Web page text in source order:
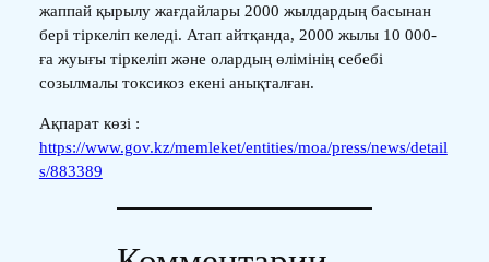
жаппай қырылу жағдайлары 2000 жылдардың басынан
бері тіркеліп келеді. Атап айтқанда, 2000 жылы 10 000-
ға жуығы тіркеліп және олардың өлімінің себебі
созылмалы токсикоз екені анықталған.
Ақпарат көзі :
https://www.gov.kz/memleket/entities/moa/press/news/detail
s/883389